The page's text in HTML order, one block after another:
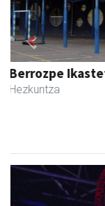
Bastero
Andoain -
Previous